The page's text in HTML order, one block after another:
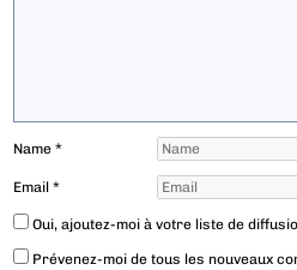
Name*
Email*
Oui, ajoutez-moi à votre liste de
Prévenez-moi de tous les nouveaux